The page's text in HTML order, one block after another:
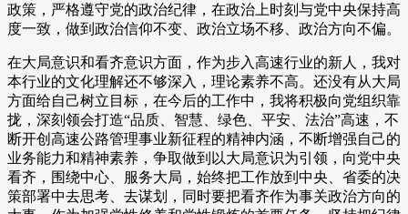
政策，严格遵守党的政治纪律，在政治上时刻与党中央保持高
度一致，做到政治信仰不变、政治立场不移、政治方向不偏。
在大局意识和看齐意识方面，作为步入高速行业的新人，我对
本行业的文化理解还不够深入，理论素养不高。还没有从大局
方面给自己树立目标，在今后的工作中，我将积极向党组织靠
拢，深刻领会打造“品质、智慧、绿色、平安、法治”高速，不
断开创高速公路管理事业新征程的精神内涵，不断增强自己的
业务能力和精神素养，争取做到以大局意识为引领，向党中央
看齐，围绕中心、服务大局，始终把工作放到中央、省委的决
策部署中去思考、去谋划，同时要把看齐作为事关政治方向的